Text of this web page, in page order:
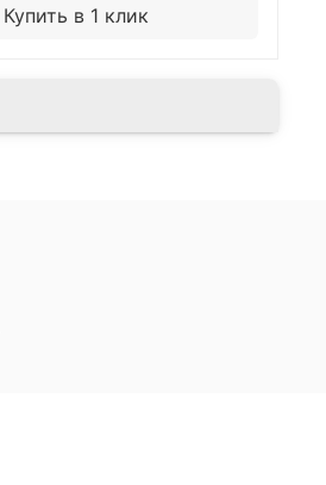
Купить в 1 клик